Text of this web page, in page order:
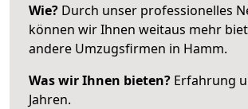
Wie? Durch unser professionelles
können wir Ihnen weitaus mehr
andere Umzugsfirmen in Hamm.
Was wir Ihnen bieten? Erfahrung
Jahren.